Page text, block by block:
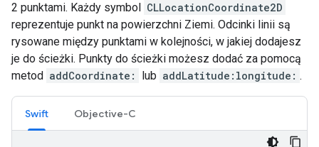
2 punktami. Każdy symbol CLLocationCoordinate2D
reprezentuje punkt na powierzchni Ziemi. Odcinki linii są
rysowane między punktami w kolejności, w jakiej dodajesz
je do ścieżki. Punkty do ścieżki możesz dodać za pomocą
metod addCoordinate: lub addLatitude:longitude: .
Swift Objective-C